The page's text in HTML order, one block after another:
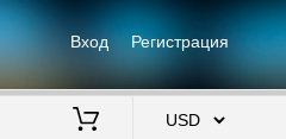
Вход Регистрация